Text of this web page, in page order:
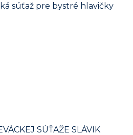
súťaž pre bystré hlavičky
SÚŤAŽE SLÁVIK